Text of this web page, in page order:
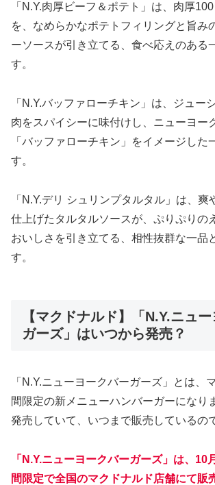
「N.Y.肉厚ビーフ＆ポテト」は、肉厚
を、なめらかなポテトフィリングと旨み
ーソースが引き立てる、食べ応えのある
す。
「N.Y.バッファローチキン」は、ジュー
肉をスパイシーに味付けし、ニューヨー
「バッファローチキン」をイメージした
す。
「N.Y.デリ シュリンプタルタル」は、爽
仕上げたタルタルソースが、ぷりぷりの
おいしさを引き立てる、相性抜群な一品
す。
【マクドナルド】「N.Y.ニュ
ガーズ」はいつから発売？
「N.Y.ニューヨークバーガーズ」とは、
間限定の新メニューハンバーガーになり
発売していて、いつまで販売しているの
「N.Y.ニューヨークバーガーズ」は、10
間限定で全国のマクドナルド店舗にて販